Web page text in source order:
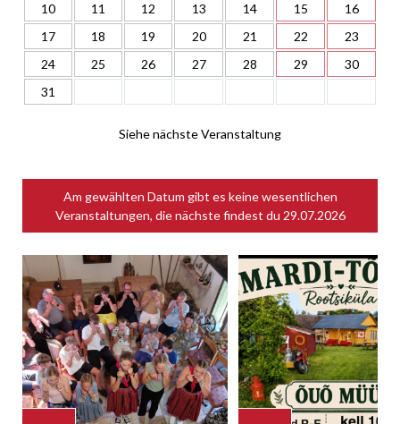
10
11 12 13 14 15
16
17
18 19 20 21 22
23
24
25 26 27 28 29
30
31
Siehe nächste Veranstaltung
Am gewählten Datum gibt es keine wesentlichen
Veranstaltungen, die nächste findest du 29.07.2026